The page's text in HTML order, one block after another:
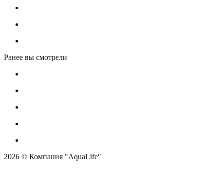
Ранее вы смотрели
2026 © Компания "AquaLife"